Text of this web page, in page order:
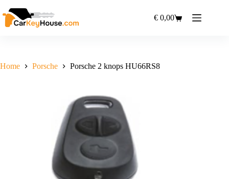
naar
de
Winkelwagen
€ 0,00
Home Porsche Porsche 2 knops HU66RS8